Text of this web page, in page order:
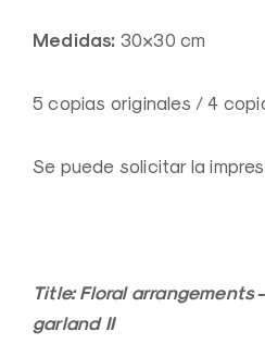
Medidas: 30×30 cm
5 copias originales / 4
Se puede solicitar la
Title: Floral arrangements
garland II